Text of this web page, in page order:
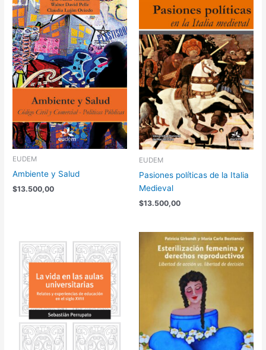
EUDEM
Ambiente y Salud
$13.500,00
EUDEM
Pasiones políticas de la Italia
Medieval
$13.500,00